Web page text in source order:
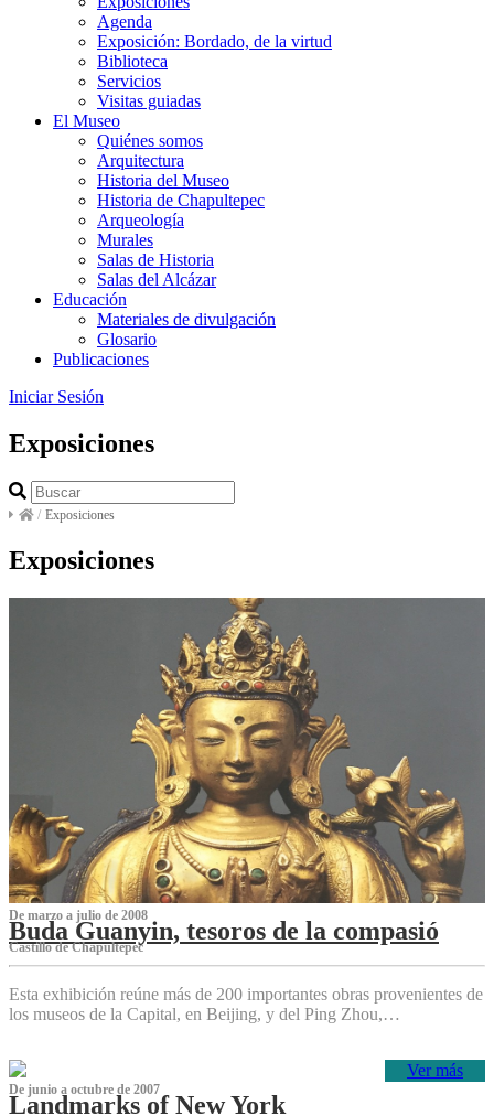
Agenda
Exposición: Bordado, de la virtud
Biblioteca
Servicios
Visitas guiadas
El Museo
Quiénes somos
Arquitectura
Historia del Museo
Historia de Chapultepec
Arqueología
Murales
Salas de Historia
Salas del Alcázar
Educación
Materiales de divulgación
Glosario
Publicaciones
Iniciar Sesión
Exposiciones
/ Exposiciones
Exposiciones
De marzo a julio de 2008
Buda Guanyin, tesoros de la compasió
Castillo de Chapultepec
Esta exhibición reúne más de 200 importantes obras provenientes de
los museos de la Capital, en Beijing, y del Ping Zhou,…
Ver más
De junio a octubre de 2007
Landmarks of New York